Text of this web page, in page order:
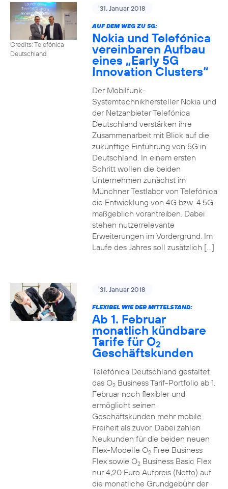
Credits: Telefónica
Deutschland
31. Januar 2018
AUF DEM WEG ZU 5G:
Nokia und Telefónica
vereinbaren Aufbau
eines „Early 5G
Innovation Clusters“
Der Mobilfunk-
Systemtechnikhersteller Nokia und
der Netzanbieter Telefónica
Deutschland verstärken ihre
Zusammenarbeit mit Blick auf die
zukünftige Einführung von 5G in
Deutschland. In einem ersten
Schritt wollen die beiden
Unternehmen zunächst im
Münchner Testlabor von Telefónica
die Entwicklung von 4G bzw. 4.5G
maßgeblich vorantreiben. Dabei
stehen nutzerrelevante
Erweiterungen im Vordergrund. Im
Laufe des Jahres soll zusätzlich […]
31. Januar 2018
FLEXIBEL WIE DER MITTELSTAND:
Ab 1. Februar
monatlich kündbare
Tarife für O2
Geschäftskunden
Telefónica Deutschland gestaltet
das O2Business Tarif-Portfolio ab 1.
Februar noch flexibler und
ermöglicht seinen
Geschäftskunden mehr mobile
Freiheit als zuvor. Dabei zahlen
Neukunden für die beiden neuen
Flex-Modelle O2Free Business
Flex sowie O2Business Basic Flex
nur 4,20 Euro Aufpreis (Netto) auf
die monatliche Grundgebühr der